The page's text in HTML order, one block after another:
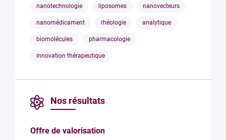
nanotechnologie liposomes nanovecteurs
nanomédicament rhéologie analytique
biomolécules pharmacologie
innovation thérapeutique
Nos résultats
Offre de valorisation